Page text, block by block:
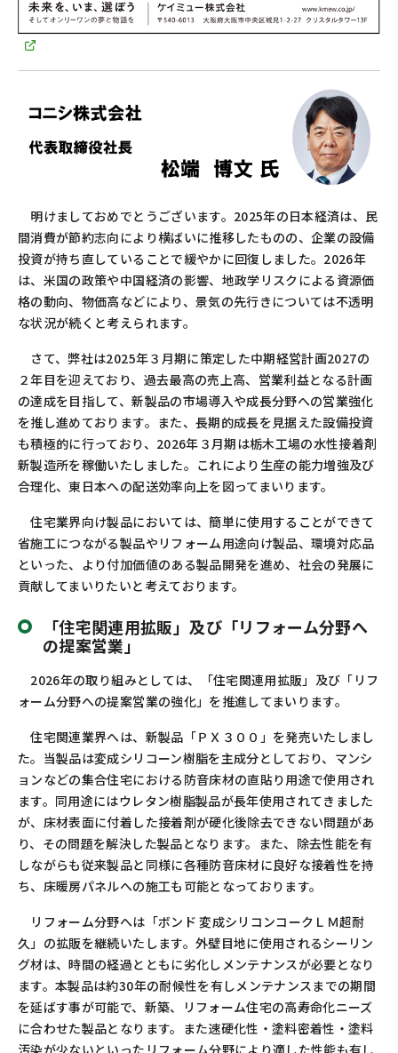
明けましておめでとうございます。 2025年の日本経済は、民
間消費が節約志向により横ばいに推移したものの、企業の設備
投資が持ち直していることで緩やかに回復しました。 2026年
は、米国の政策や中国経済の影響、地政学リスクによる資源価
格の動向、物価高などにより、景気の先行きについては不透明
な状況が続くと考えられます。
さて、弊社は2025年３月期に策定した中期経営計画2027の
２年目を迎えており、過去最高の売上高、営業利益となる計画
の達成を目指して、新製品の市場導入や成長分野への営業強化
を推し進めております。また、長期的成長を見据えた設備投資
も積極的に行っており、 2026年３月期は栃木工場の水性接着剤
新製造所を稼働いたしました。これにより生産の能力増強及び
合理化、東日本への配送効率向上を図ってまいります。
住宅業界向け製品においては、簡単に使用することができて
省施工につながる製品やリフォーム用途向け製品、環境対応品
といった、より付加価値のある製品開発を進め、社会の発展に
貢献してまいりたいと考えております。
「住宅関連用拡販」及び「リフォーム分野へ
の提案営業」
2026年の取り組みとしては、「住宅関連用拡販」及び「リフ
ォーム分野への提案営業の強化」を推進してまいります。
住宅関連業界へは、新製品「ＰＸ３００」を発売いたしまし
た。当製品は変成シリコーン樹脂を主成分としており、マンシ
ョンなどの集合住宅における防音床材の直貼り用途で使用され
ます。同用途にはウレタン樹脂製品が長年使用されてきました
が、床材表面に付着した接着剤が硬化後除去できない問題があ
り、その問題を解決した製品となります。また、除去性能を有
しながらも従来製品と同様に各種防音床材に良好な接着性を持
ち、床暖房パネルへの施工も可能となっております。
リフォーム分野へは「ボンド 変成シリコンコークＬＭ超耐
久」の拡販を継続いたします。外壁目地に使用されるシーリン
グ材は、時間の経過とともに劣化しメンテナンスが必要となり
ます。本製品は約30年の耐候性を有しメンテナンスまでの期間
を延ばす事が可能で、新築、リフォーム住宅の高寿命化ニーズ
に合わせた製品となります。また速硬化性・塗料密着性・塗料
汚染が少ないといったリフォーム分野により適した性能も有し